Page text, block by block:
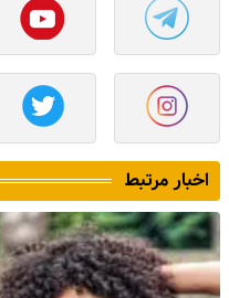
اخبار مرتبط